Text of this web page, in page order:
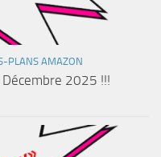
PLANS AMAZON
2025 !!!